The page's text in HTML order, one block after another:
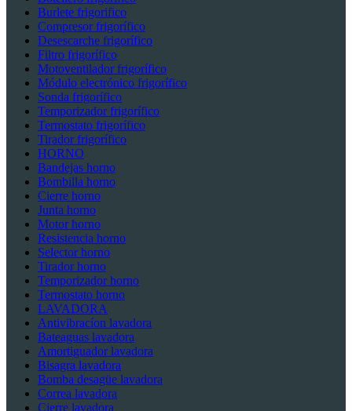
Burlete frigorifico
Compresor frigorífico
Desescarche frigorífico
Filtro frigorífico
Motoventilador frigorífico
Módulo electrónico frigorífico
Sonda frigorífico
Temporizador frigorífico
Termostato frigorífico
Tirador frigorífico
HORNO
Bandejas horno
Bombilla horno
Cierre horno
Junta horno
Motor horno
Resistencia horno
Selector horno
Tirador horno
Temporizador horno
Termostato horno
LAVADORA
Antivibracíon lavadora
Bateaguas lavadora
Amortiguador lavadora
Bisagra lavadora
Bomba desagüe lavadora
Correa lavadora
Cierre lavadora